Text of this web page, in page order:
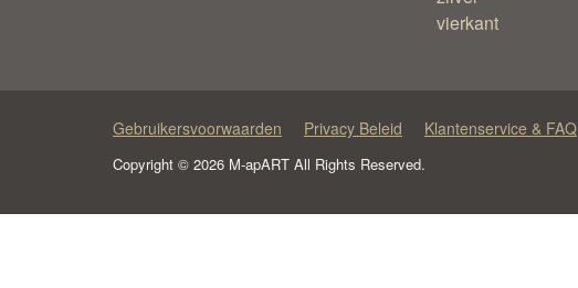
Gebruikersvoorwaarden Privacy Beleid Klantenservice & FAQ
Copyright © 2026 M-apART All Rights Reserved.